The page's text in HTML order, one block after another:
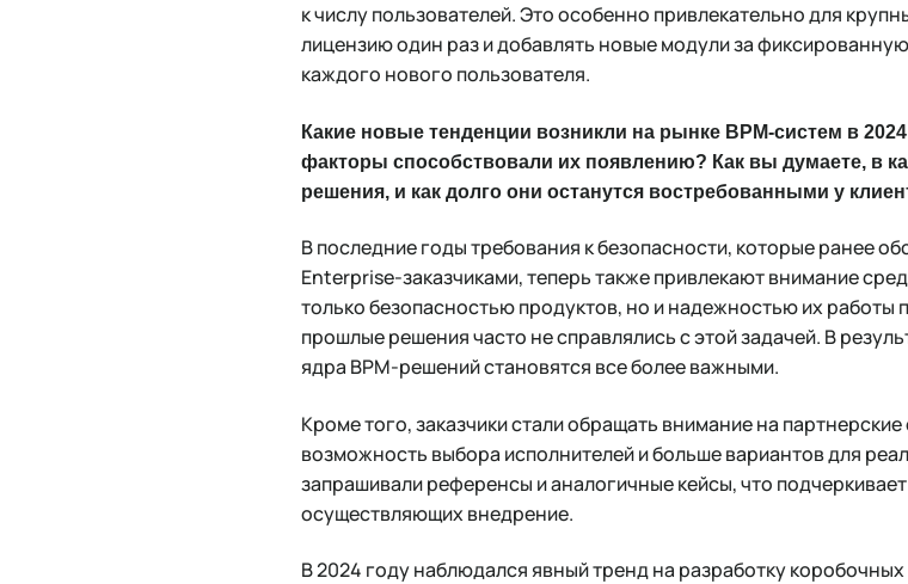
к числу пользователей. Это особенно привлекательно для
лицензию один раз и добавлять новые модули за
каждого нового пользователя.
Какие новые тенденции возникли на рынке BPM-систем в
факторы способствовали их появлению? Как вы думаете, в
решения, и как долго они останутся востребованными у
В последние годы требования к безопасности, которые ранее
Enterprise-заказчиками, теперь также привлекают внимание
только безопасностью продуктов, но и надежностью их работы
прошлые решения часто не справлялись с этой задачей. В
ядра BPM-решений становятся все более важными.
Кроме того, заказчики стали обращать внимание на
возможность выбора исполнителей и больше вариантов для
запрашивали референсы и аналогичные кейсы, что
осуществляющих внедрение.
В 2024 году наблюдался явный тренд на разработку